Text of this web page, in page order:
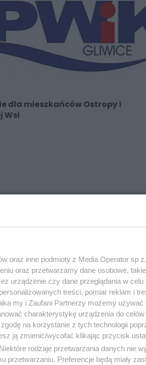
dla mieszkańców Ostropy i
Wsi
oraz inne podmioty z Media Operator sp
oraz przetwarzamy dane osobowe,
urządzenie czy dane przeglądania w celu
treści, pomiar reklam i
my i Zaufani Partnerzy możemy używać
charakterystykę urządzenia do
na korzystanie z tych technologii
ją zmienić/wycofać klikając przycisk
rodzaje przetwarzania danych nie
przetwarzaniu. Preferencje będą miały